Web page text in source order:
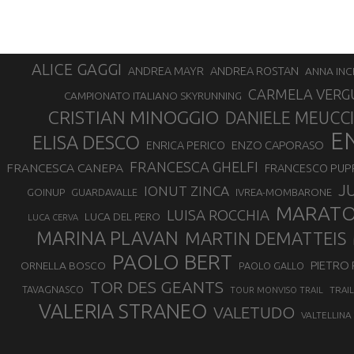
ALICE GAGGI ANDREA MAYR ANDREA ROSTAN ANNA
CAMPIONATO ITALIANO SKYRUNNING CARMELA
CRISTIAN MINOGGIO DANIELE MEUCCI
ELISA DESCO ENRICA PERICO ENZO CAPORASO
FRANCESCA CANEPA FRANCESCA GHELFI FRANCESCO
GOINUP GUARDAVALLE IONUT ZINCA IVREA-MOMBARONE
LUCA CERVA LUCA DEL PERO LUISA ROCCHIA
MARINA PLAVAN MARTIN DEMATTEIS
ORNELLA BOSCO PAOLO BERT PAOLO GALLO PIETRO
TAVAGNASCO TOR DES GEANTS TOUR MONVISO TRAIL
VALERIA STRANEO VALETUDO VALTELLINA